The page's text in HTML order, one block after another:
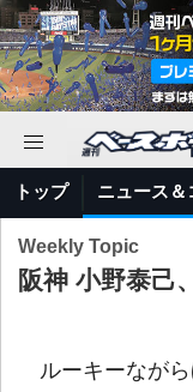
トップ ニュース＆
Weekly Topic
阪神 小野泰己
ルーキーながら